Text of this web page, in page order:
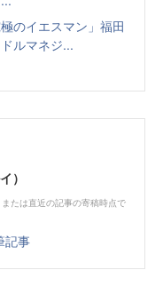
のイエスマン」福田
ルマネジ...
）
たは直近の記事の寄稿時点で
記事